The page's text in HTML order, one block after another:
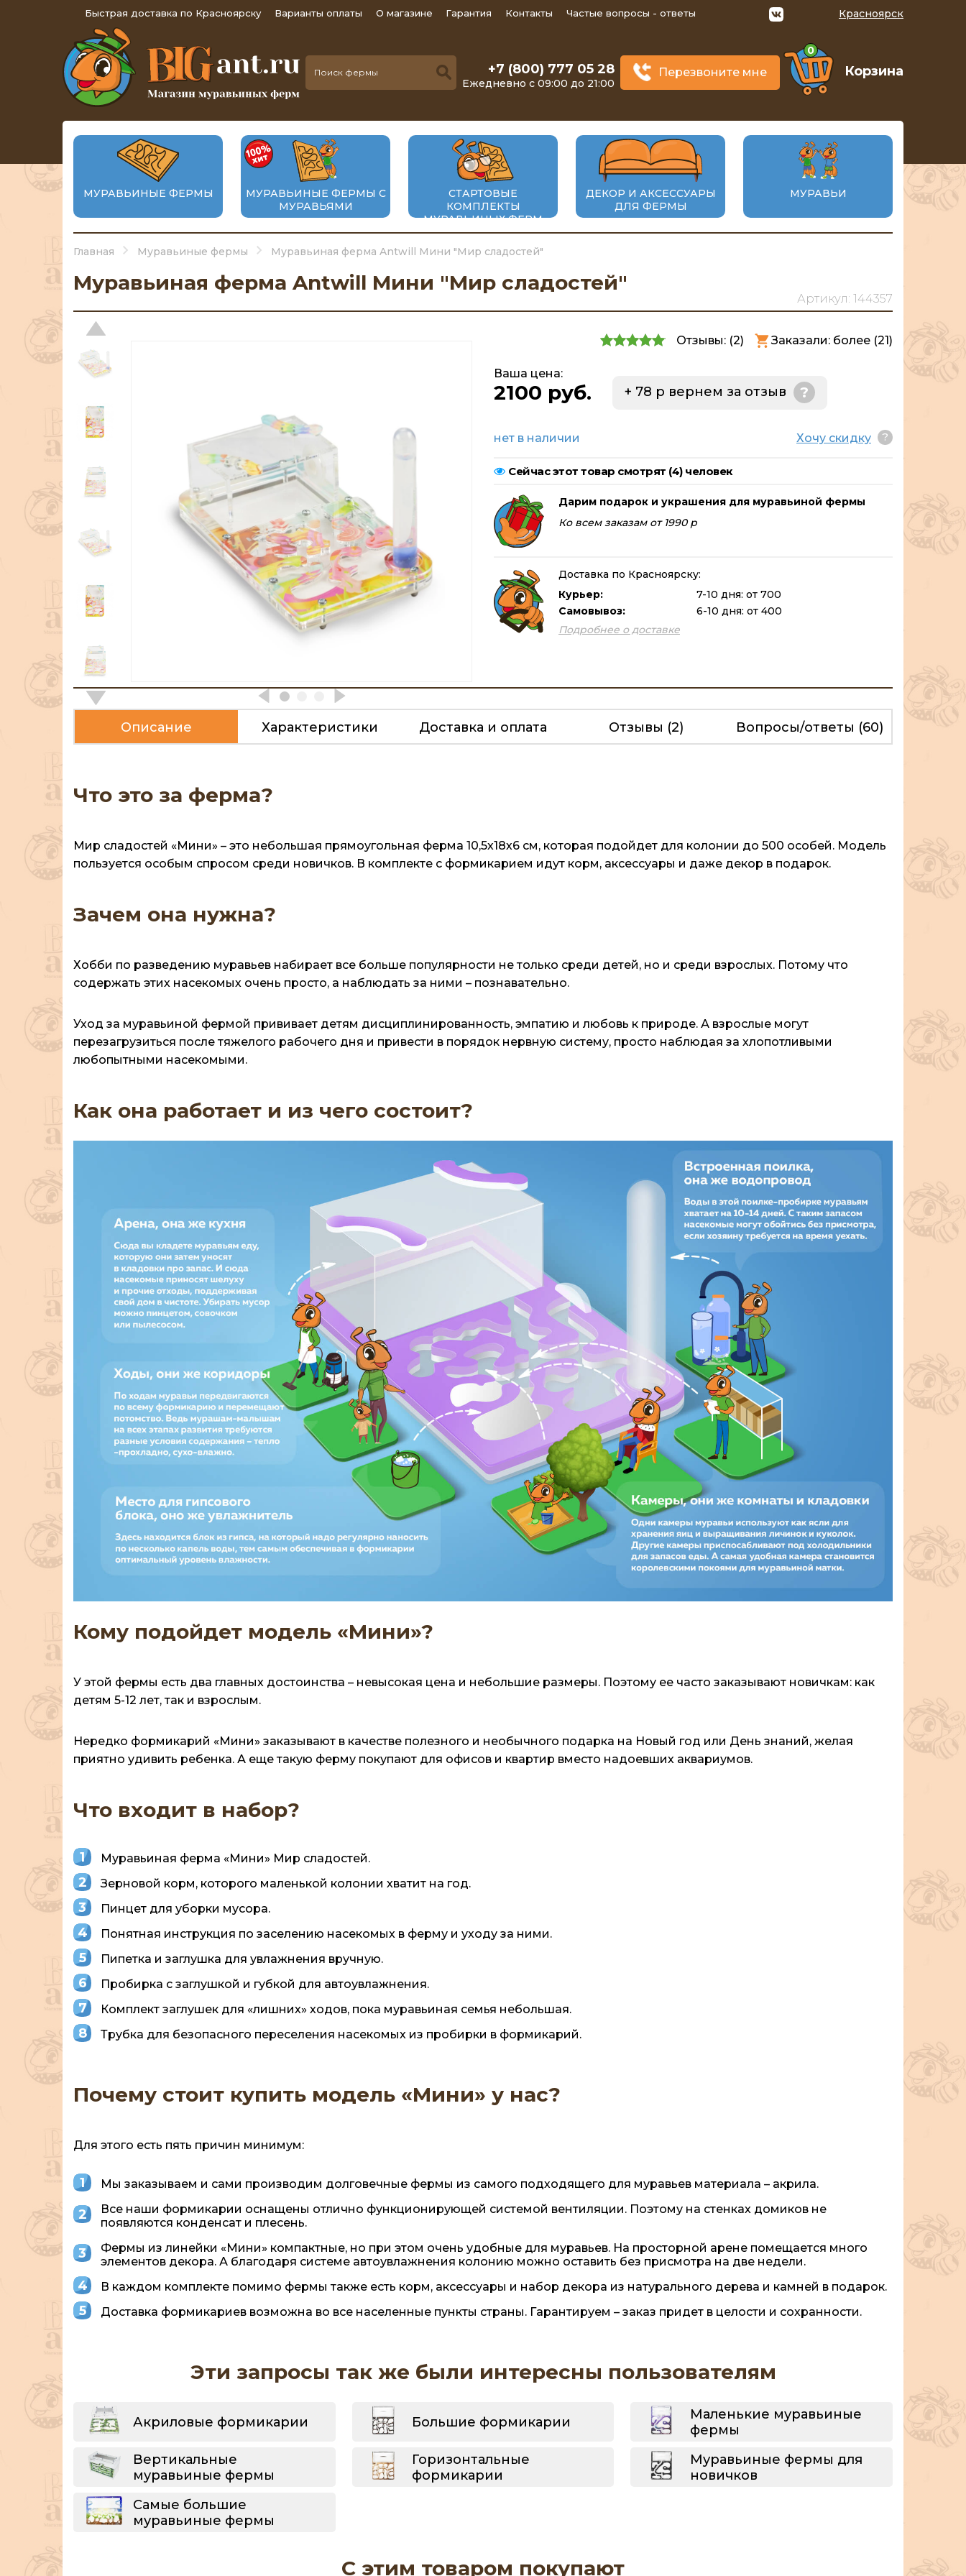
Быстрая доставка по Красноярску Варианты оплаты О магазине Гарантия Контакты Частые вопросы - ответы Красноярск
+7 (800) 777 05 28
Ежедневно с 09:00 до 21:00
Перезвоните мне Корзина
0
МУРАВЬИНЫЕ ФЕРМЫ
МУРАВЬИНЫЕ ФЕРМЫ С
МУРАВЬЯМИ
СТАРТОВЫЕ
КОМПЛЕКТЫ
МУРАВЬИНЫХ ФЕРМ
ДЕКОР И АКСЕССУАРЫ
ДЛЯ ФЕРМЫ
МУРАВЬИ
Главная Муравьиные фермы Муравьиная ферма Antwill Мини "Мир сладостей"
Муравьиная ферма Antwill Мини "Мир сладостей"
Артикул: 144357
Отзывы: (2) Заказали: более (21)
Ваша цена:
2100 руб. + 78 р вернем за отзыв ?
нет в наличии Хочу скидку ?
Сейчас этот товар смотрят (4) человек
Дарим подарок и украшения для муравьиной фермы
Ко всем заказам от 1990 р
Доставка по Красноярску:
Курьер:
7-10 дня: от 700
Самовывоз:
6-10 дня: от 400
Подробнее о доставке
Описание Характеристики Доставка и оплата Отзывы (2) Вопросы/ответы (60)
Что это за ферма?
Мир сладостей «Мини» – это небольшая прямоугольная ферма 10,5х18х6 см, которая подойдет для колонии до 500 особей. Модель
пользуется особым спросом среди новичков. В комплекте с формикарием идут корм, аксессуары и даже декор в подарок.
Зачем она нужна?
Хобби по разведению муравьев набирает все больше популярности не только среди детей, но и среди взрослых. Потому что
содержать этих насекомых очень просто, а наблюдать за ними – познавательно.
Уход за муравьиной фермой прививает детям дисциплинированность, эмпатию и любовь к природе. А взрослые могут
перезагрузиться после тяжелого рабочего дня и привести в порядок нервную систему, просто наблюдая за хлопотливыми
любопытными насекомыми.
Как она работает и из чего состоит?
Кому подойдет модель «Мини»?
У этой фермы есть два главных достоинства – невысокая цена и небольшие размеры. Поэтому ее часто заказывают новичкам: как
детям 5-12 лет, так и взрослым.
Нередко формикарий «Мини» заказывают в качестве полезного и необычного подарка на Новый год или День знаний, желая
приятно удивить ребенка. А еще такую ферму покупают для офисов и квартир вместо надоевших аквариумов.
Что входит в набор?
Муравьиная ферма «Мини» Мир сладостей.
Зерновой корм, которого маленькой колонии хватит на год.
Пинцет для уборки мусора.
Понятная инструкция по заселению насекомых в ферму и уходу за ними.
Пипетка и заглушка для увлажнения вручную.
Пробирка с заглушкой и губкой для автоувлажнения.
Комплект заглушек для «лишних» ходов, пока муравьиная семья небольшая.
Трубка для безопасного переселения насекомых из пробирки в формикарий.
Почему стоит купить модель «Мини» у нас?
Для этого есть пять причин минимум:
Мы заказываем и сами производим долговечные фермы из самого подходящего для муравьев материала – акрила.
Все наши формикарии оснащены отлично функционирующей системой вентиляции. Поэтому на стенках домиков не
появляются конденсат и плесень.
Фермы из линейки «Мини» компактные, но при этом очень удобные для муравьев. На просторной арене помещается много
элементов декора. А благодаря системе автоувлажнения колонию можно оставить без присмотра на две недели.
В каждом комплекте помимо фермы также есть корм, аксессуары и набор декора из натурального дерева и камней в подарок.
Доставка формикариев возможна во все населенные пункты страны. Гарантируем – заказ придет в целости и сохранности.
Эти запросы так же были интересны пользователям
Акриловые формикарии Большие формикарии
Маленькие муравьиные
фермы
Вертикальные
муравьиные фермы
Горизонтальные
формикарии
Муравьиные фермы для
новичков
Самые большие
муравьиные фермы
С этим товаром покупают